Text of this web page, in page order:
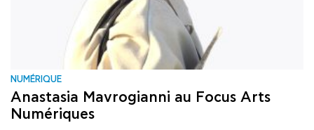
NUMÉRIQUE
Anastasia Mavrogianni au Focus Arts
Numériques